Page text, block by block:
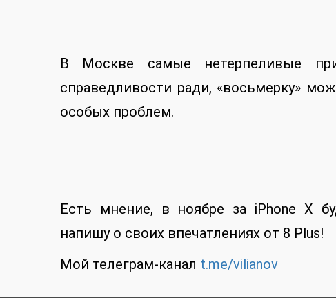
В Москве самые нетерпеливые
справедливости ради, «восьмерку»
особых проблем.
Есть мнение, в ноябре за iPhone X
напишу о своих впечатлениях от 8 Plus!
Мой телеграм-канал t.me/vilianov